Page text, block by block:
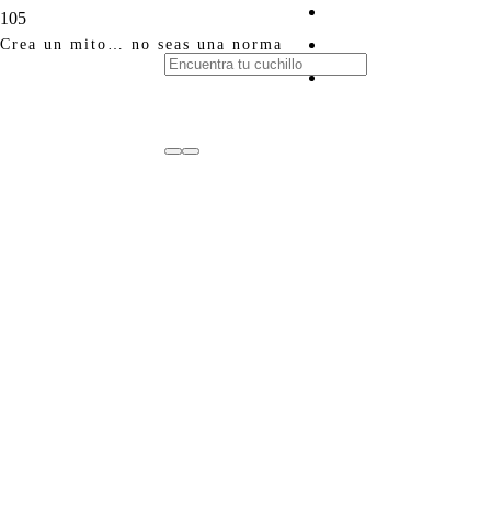
Crea un mito… no seas una norma